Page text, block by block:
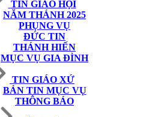
TIN GIÁO HỘI
NĂM THÁNH 2025
PHỤNG VỤ
ĐỨC TIN
THÁNH HIẾN
MỤC VỤ GIA ĐÌNH
TIN GIÁO XỨ
BẢN TIN MỤC VỤ
THÔNG BÁO